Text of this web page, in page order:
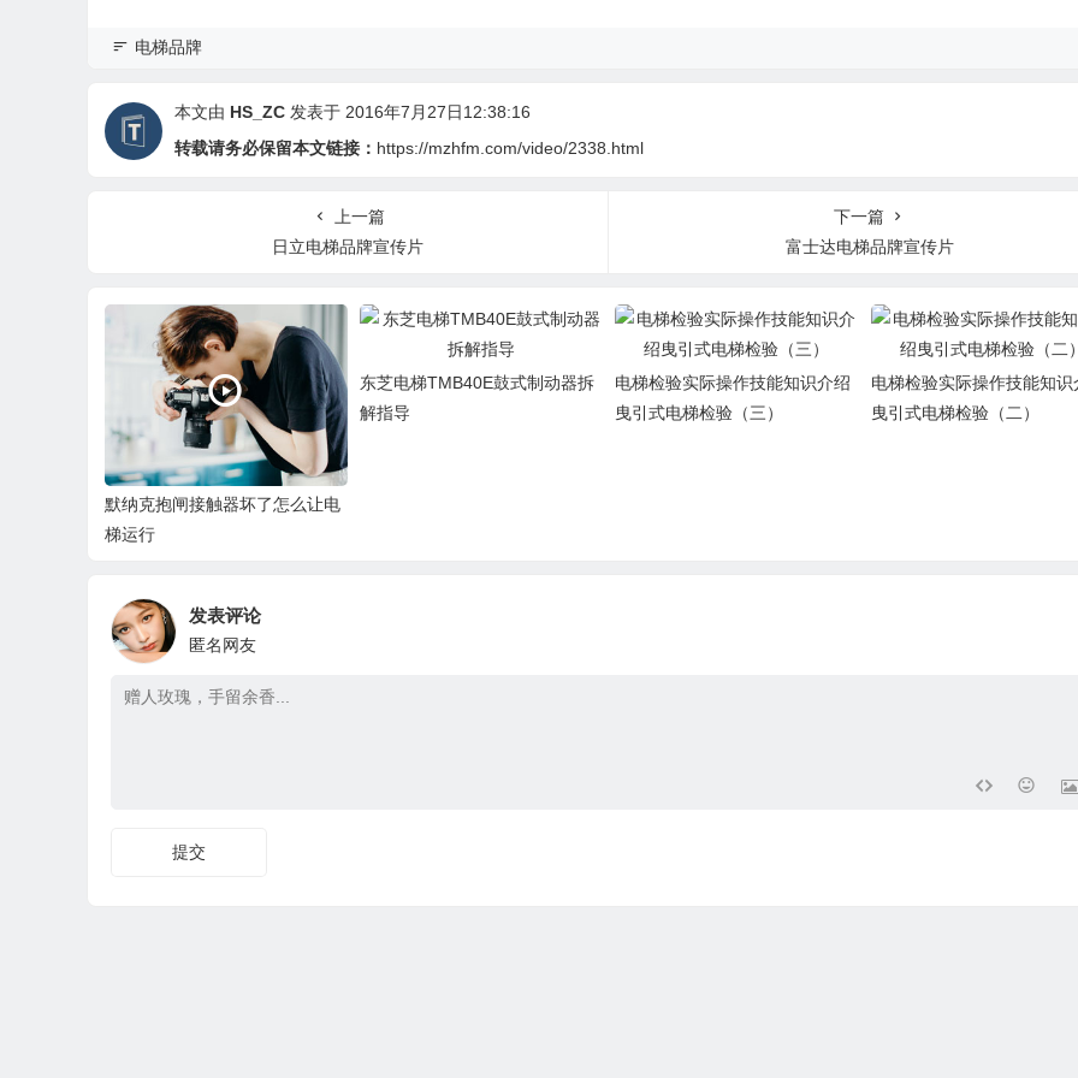
电梯品牌
本文由 HS_ZC 发表于 2016年7月27日12:38:16
转载请务必保留本文链接： https://mzhfm.com/video/2338.html
上一篇
日立电梯品牌宣传片
下一篇
富士达电梯品牌宣传片
默纳克抱闸接触器坏了怎么让电
梯运行
东芝电梯TMB40E鼓式制动器拆
解指导
电梯检验实际操作技能知识介绍
曳引式电梯检验（三）
电梯检验实际操作技能知识
曳引式电梯检验（二）
发表评论
匿名网友
提交